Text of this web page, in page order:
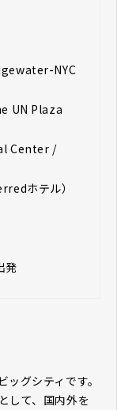
NYC
UN Plaza
Center /
ホテル）
発
グシティです。
して、国内外を